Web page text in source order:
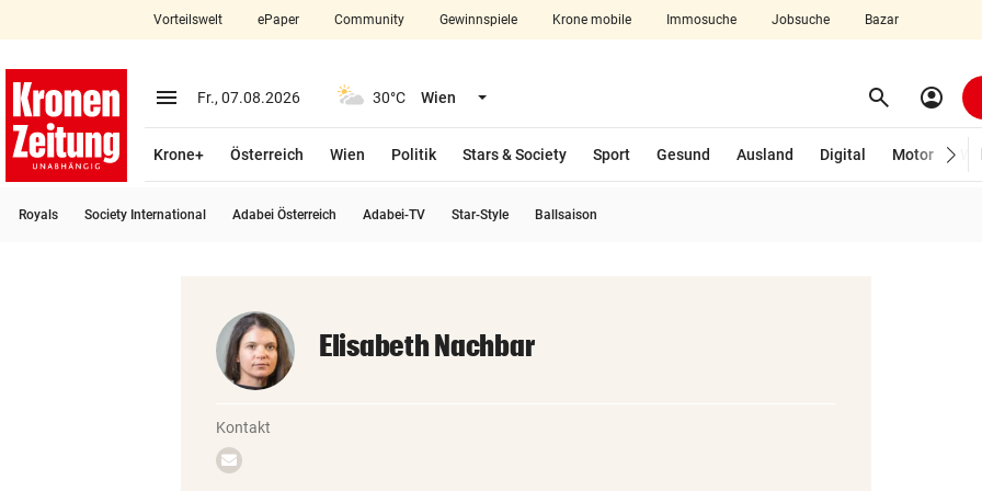
closeSchließen
account_circle Anmelden
arrow_right
Vorteilswelt ePaper Community Gewinnspiele Krone mobile Immosuche Jobsuche Bazar
menu Menü aufklappen
Fr., 07.08.2026 30°C Wien Menü aufklappen search Suchen
account_circle
Krone+ Österreich Wien Politik Stars & Society Sport Gesund Ausland Digital Motor
Royals Society International Adabei Österreich Adabei-TV Star-Style Ballsaison
Elisabeth Nachbar
Kontakt
Email
schreiben